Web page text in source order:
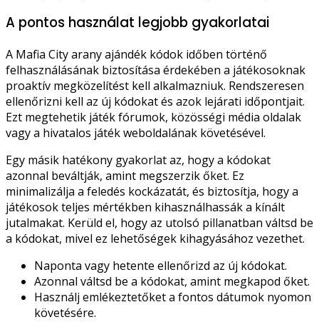
A pontos használat legjobb gyakorlatai
A Mafia City arany ajándék kódok időben történő
felhasználásának biztosítása érdekében a játékosoknak
proaktív megközelítést kell alkalmazniuk. Rendszeresen
ellenőrizni kell az új kódokat és azok lejárati időpontjait.
Ezt megtehetik játék fórumok, közösségi média oldalak
vagy a hivatalos játék weboldalának követésével.
Egy másik hatékony gyakorlat az, hogy a kódokat
azonnal beváltják, amint megszerzik őket. Ez
minimalizálja a feledés kockázatát, és biztosítja, hogy a
játékosok teljes mértékben kihasználhassák a kínált
jutalmakat. Kerüld el, hogy az utolsó pillanatban váltsd be
a kódokat, mivel ez lehetőségek kihagyásához vezethet.
Naponta vagy hetente ellenőrizd az új kódokat.
Azonnal váltsd be a kódokat, amint megkapod őket.
Használj emlékeztetőket a fontos dátumok nyomon
követésére.